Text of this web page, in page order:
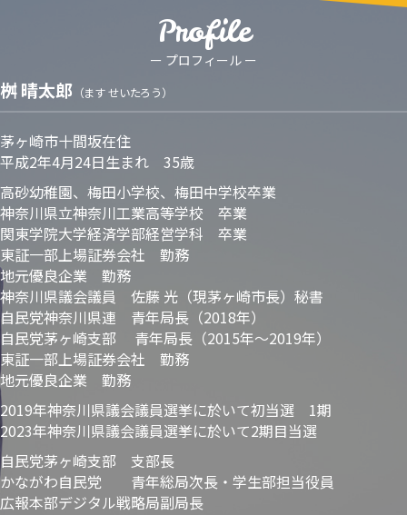
Profile
ー プロフィール ー
桝 晴太郎 （ます せいたろう）​
茅ヶ崎市十間坂在住
平成2年4月24日生まれ 35歳
高砂幼稚園、梅田小学校、梅田中学校卒業
神奈川県立神奈川工業高等学校 卒業
関東学院大学経済学部経営学科 卒業
東証一部上場証券会社 勤務
地元優良企業 勤務
神奈川県議会議員 佐藤 光（現茅ヶ崎市長）秘書
自民党神奈川県連 青年局長（2018年）
自民党茅ヶ崎支部 青年局長（2015年～2019年）
東証一部上場証券会社 勤務
地元優良企業 勤務
2019年神奈川県議会議員選挙に於いて初当選 1期
2023年神奈川県議会議員選挙に於いて2期目当選
自民党茅ヶ崎支部 支部長
かながわ自民党 青年総局次長・学生部担当役員
広報本部デジタル戦略局副局長